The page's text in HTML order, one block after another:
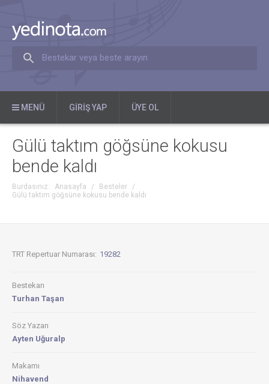
Bestekar veya beste arayın
MENÜ GIRIŞ YAP ÜYE OL
Gülü taktım göğsüne kokusu
bende kaldı
Burdasınız: Anasayfa / Besteler
/
Gülü taktım göğsüne kokusu bende kaldı
TRT Repertuar Numarası: 19282
Bestekarı
Turhan Taşan
Söz Yazarı
Ayten Uğuralp
Makamı
Nihavend